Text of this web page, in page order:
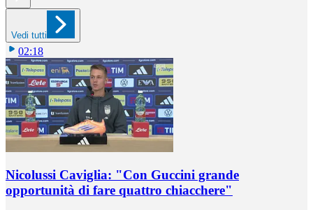
Vedi tutti
02:18
Nicolussi Caviglia: "Con Guccini grande
opportunità di fare quattro chiacchere"